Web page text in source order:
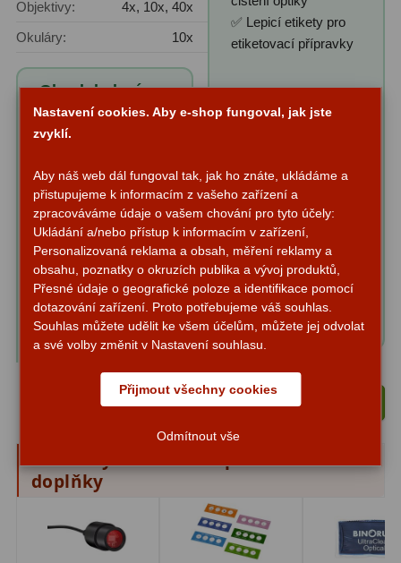
Fotografické montáže
Stativy a pilíře3
Objímky10
Upínací prvky 13
Závaží
Ostatní
Zrcátka a hranoly60
Diagonální zrcátka 35
Diagonální hranoly
Pozorovací dalekohledy
Kompaktní11
Objektivy:
4x, 10x, 40x
Okuláry:
10x
Obsah balení
produktu "Mikroskop
DeltaOptical Biolight
✅ Pinzeta
✅ Pipeta
✅ Plastová krabička
pro přípravky
✅ Napájení
✅ Hotové přípravky
(5 ks)
✅ Skleněné sklíčka (5
ks)
✅ Lepicí etikety pro
etiketovací přípravky
Vložit do košíku
doplňky
Nastavení cookies. Aby e-shop fungoval, jak jste
zvyklí.
Aby náš web dál fungoval tak, jak ho znáte, ukládáme a
přistupujeme k informacím z vašeho zařízení a
zpracováváme údaje o vašem chování pro tyto účely:
Ukládání a/nebo přístup k informacím v zařízení,
Personalizovaná reklama a obsah, měření reklamy a
obsahu, poznatky o okruzích publika a vývoj produktů,
Přesné údaje o geografické poloze a identifikace pomocí
dotazování zařízení. Proto potřebujeme váš souhlas.
Souhlas můžete udělit ke všem účelům, můžete jej odvolat
a své volby změnit v Nastavení souhlasu.
Přijmout všechny cookies
Odmítnout vše